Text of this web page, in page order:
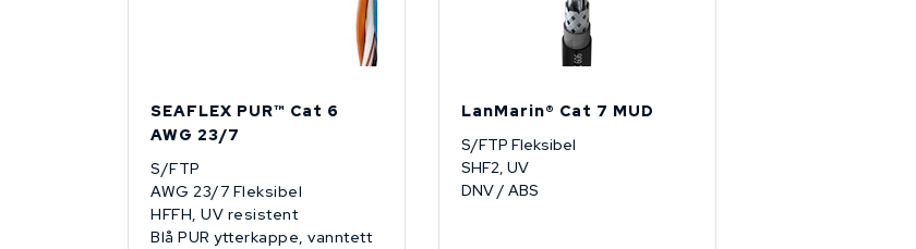
SEAFLEX PUR™­ Cat 6
AWG 23/7
S/FTP
AWG 23/7 Fleksibel
HFFH, UV resistent
Blå PUR ytterkappe, vanntett
LanMarin® Cat 7 MUD
S/FTP Fleksibel
SHF2, UV
DNV / ABS